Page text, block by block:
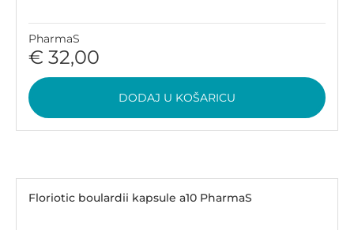
PharmaS
€ 32,00
DODAJ U KOŠARICU
Floriotic boulardii kapsule a10 PharmaS